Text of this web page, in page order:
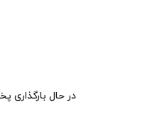
در حال بارگذاری